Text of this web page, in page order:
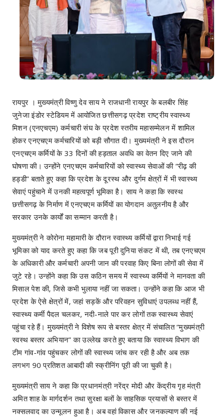
रायपुर । मुख्यमंत्री विष्णु देव साय ने राजधानी रायपुर के बलबीर सिंह
जुनेजा इंडोर स्टेडियम में आयोजित छत्तीसगढ़ प्रदेश राष्ट्रीय स्वास्थ्य
मिशन (एनएचएम) कर्मचारी संघ के प्रदेश स्तरीय महासम्मेलन में शामिल
होकर एनएचएम कर्मचारियों को बड़ी सौगात दी। मुख्यमंत्री ने इस दौरान
एनएचएम कर्मियों के 33 दिनों की हड़ताल अवधि का वेतन दिए जाने की
घोषणा की। उन्होंने एनएचएम कर्मचारियों को स्वास्थ्य सेवाओं की “रीढ़ की
हड्डी” बताते हुए कहा कि प्रदेश के दूरस्थ और दुर्गम क्षेत्रों में भी स्वास्थ्य
सेवाएं पहुंचाने में उनकी महत्वपूर्ण भूमिका है। साय ने कहा कि स्वस्थ
छत्तीसगढ़ के निर्माण में एनएचएम कर्मियों का योगदान अतुलनीय है और
सरकार उनके कार्यों का सम्मान करती है।
मुख्यमंत्री ने कोरोना महामारी के दौरान स्वास्थ्य कर्मियों द्वारा निभाई गई
भूमिका को याद करते हुए कहा कि जब पूरी दुनिया संकट में थी, तब एनएचएम
के अधिकारी और कर्मचारी अपनी जान की परवाह किए बिना लोगों की सेवा में
जुटे रहे। उन्होंने कहा कि उस कठिन समय में स्वास्थ्य कर्मियों ने मानवता की
मिसाल पेश की, जिसे कभी भुलाया नहीं जा सकता। उन्होंने कहा कि आज भी
प्रदेश के ऐसे क्षेत्रों में, जहां सड़कें और परिवहन सुविधाएं उपलब्ध नहीं हैं,
स्वास्थ्य कर्मी पैदल चलकर, नदी-नाले पार कर लोगों तक स्वास्थ्य सेवाएं
पहुंचा रहे हैं। मुख्यमंत्री ने विशेष रूप से बस्तर क्षेत्र में संचालित “मुख्यमंत्री
स्वस्थ बस्तर अभियान” का उल्लेख करते हुए बताया कि स्वास्थ्य विभाग की
टीम गांव-गांव पहुंचकर लोगों की स्वास्थ्य जांच कर रही है और अब तक
लगभग 90 प्रतिशत आबादी की स्क्रीनिंग पूरी की जा चुकी है।
मुख्यमंत्री साय ने कहा कि प्रधानमंत्री नरेंद्र मोदी और केंद्रीय गृह मंत्री
अमित शाह के मार्गदर्शन तथा सुरक्षा बलों के साहसिक प्रयासों से बस्तर में
नक्सलवाद का उन्मूलन हुआ है। अब वहां विकास और जनकल्याण की नई